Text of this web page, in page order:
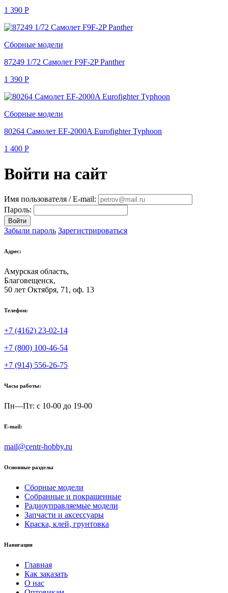
1 390 Р
Сборные модели
87249 1/72 Самолет F9F-2P Panther
1 390 Р
Сборные модели
80264 Самолет EF-2000A Eurofighter Typhoon
1 400 Р
Войти на сайт
Имя пользователя / E-mail:
Пароль:
Войти
Забыли пароль Зарегистрироваться
Адрес:
Амурская область,
Благовещенск,
50 лет Октября, 71, оф. 13
Телефон:
+7 (4162) 23-02-14
+7 (800) 100-46-54
+7 (914) 556-26-75
Часы работы:
Пн—Пт: с 10-00 до 19-00
E-mail:
mail@centr-hobby.ru
Основные разделы
Сборные модели
Собранные и покрашенные
Радиоуправляемые модели
Запчасти и аксессуары
Краска, клей, грунтовка
Навигация
Главная
Как заказать
О нас